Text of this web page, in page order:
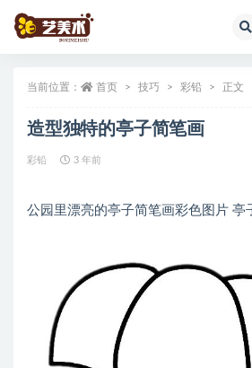
当前位置： 首页 技巧 彩铅 正文
造型独特的亭子简笔画
彩铅 3 年前
公园里漂亮的亭子简笔画彩色图片 亭